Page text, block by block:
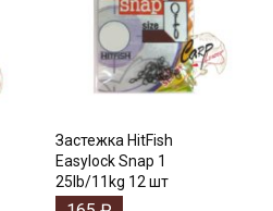
Застежка HitFish
Easylock Snap 1
25lb/11kg 12 шт